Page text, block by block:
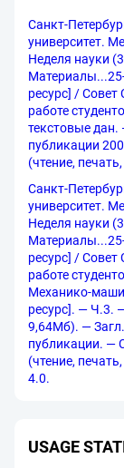
Санкт-
университет.
Неделя науки
ресурс] /
работе
текстовые
публикации
(чтение,
Санкт-
университет.
Неделя науки
ресурс] /
работе
Механико-
ресурс]. — Ч.3.
9,64Мб). —
публикации. —
(чтение,
4.0.
USAGE